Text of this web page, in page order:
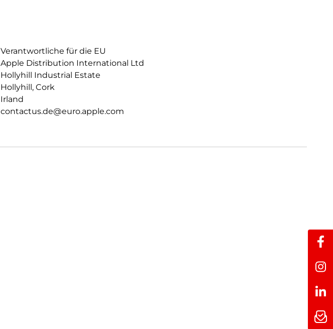
Verantwortliche für die EU
Apple Distribution International Ltd
Hollyhill Industrial Estate
Hollyhill, Cork
Irland
contactus.de@euro.apple.com